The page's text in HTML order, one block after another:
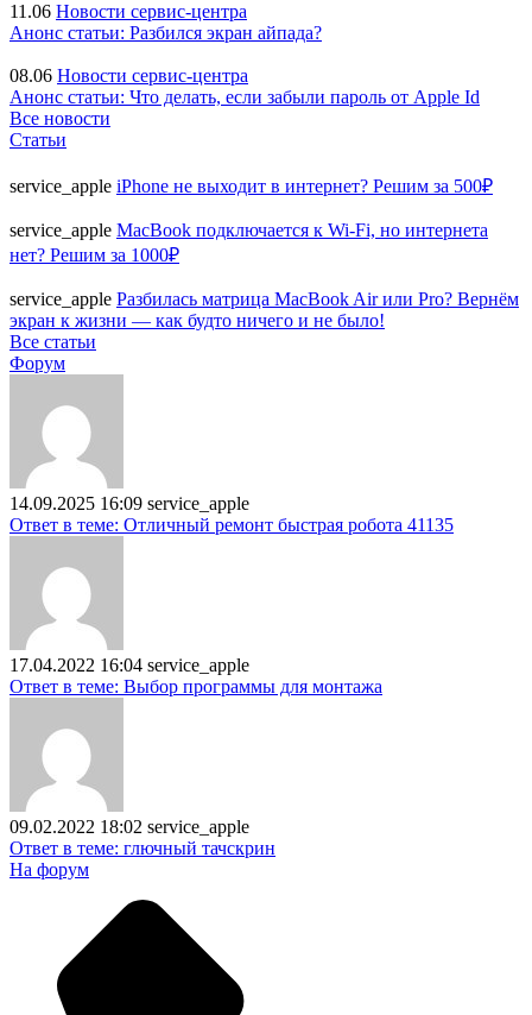
11.06 Новости сервис-центра
Анонс статьи: Разбился экран айпада?
08.06 Новости сервис-центра
Анонс статьи: Что делать, если забыли пароль от Apple Id
Все новости
Статьи
service_apple iPhone не выходит в интернет? Решим за 500₽
service_apple MacBook подключается к Wi-Fi, но интернета
нет? Решим за 1000₽
service_apple Разбилась матрица MacBook Air или Pro? Вернём
экран к жизни — как будто ничего и не было!
Все статьи
Форум
14.09.2025 16:09 service_apple
Ответ в теме: Отличный ремонт быстрая робота 41135
17.04.2022 16:04 service_apple
Ответ в теме: Выбор программы для монтажа
09.02.2022 18:02 service_apple
Ответ в теме: глючный тачскрин
На форум